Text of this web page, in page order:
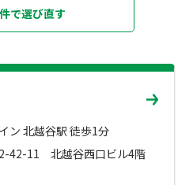
塾メソッド
どうして？森塾！
はこちら
602-607
で選び直す
ン 北越谷駅 徒歩1分
42-11 北越谷西口ビル4階